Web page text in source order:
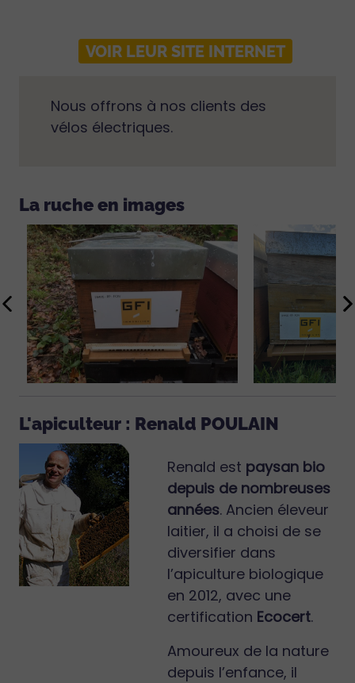
VOIR LEUR SITE INTERNET
Nous offrons à nos clients des
vélos électriques.
La ruche en images
L'apiculteur : Renald POULAIN
Renald est paysan bio
depuis de nombreuses
années. Ancien éleveur
laitier, il a choisi de se
diversifier dans
l’apiculture biologique
en 2012, avec une
certification Ecocert.
Amoureux de la nature
depuis l’enfance, il